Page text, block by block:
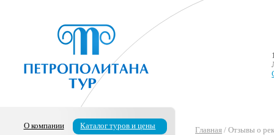
О компании
Каталог туров и цены
Главная / Отзывы о